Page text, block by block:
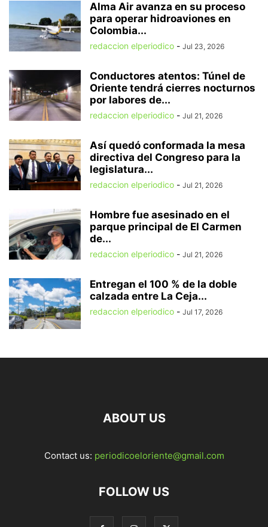
Alma Air avanza en su proceso
para operar hidroaviones en
Colombia...
redaccion elperiodico - Jul 23, 2026
Conductores atentos: Túnel de
Oriente tendrá cierres nocturnos
por labores de...
redaccion elperiodico - Jul 21, 2026
Así quedó conformada la mesa
directiva del Congreso para la
legislatura...
redaccion elperiodico - Jul 21, 2026
Hombre fue asesinado en el
parque principal de El Carmen
de...
redaccion elperiodico - Jul 21, 2026
Entregan el 100 % de la doble
calzada entre La Ceja...
redaccion elperiodico - Jul 17, 2026
ABOUT US
Contact us: periodicoeloriente@gmail.com
FOLLOW US